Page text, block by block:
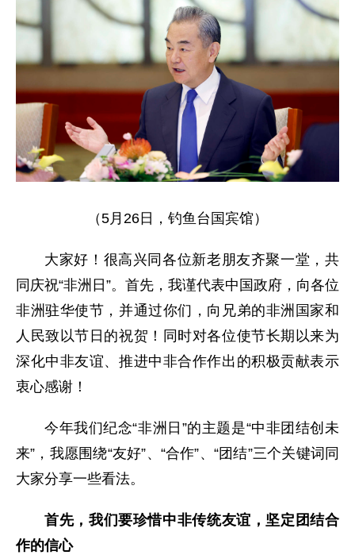
（5月26日，钓鱼台国宾馆）
大家好！很高兴同各位新老朋友齐聚一堂，共
同庆祝“非洲日”。首先，我谨代表中国政府，向各位
非洲驻华使节，并通过你们，向兄弟的非洲国家和
人民致以节日的祝贺！同时对各位使节长期以来为
深化中非友谊、推进中非合作作出的积极贡献表示
衷心感谢！
今年我们纪念“非洲日”的主题是“中非团结创未
来”，我愿围绕“友好”、“合作”、“团结”三个关键词同
大家分享一些看法。
首先，我们要珍惜中非传统友谊，坚定团结合
作的信心